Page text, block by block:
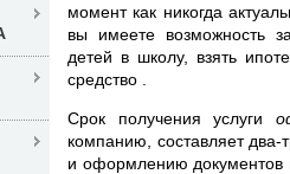
момент как никогда
вы имеете возможность
детей в школу, взять
средство .
Срок получения услуги
компанию, составляет
и оформлению